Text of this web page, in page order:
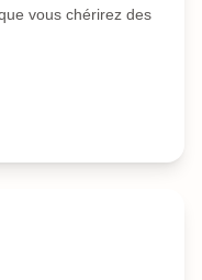
vous chérirez des